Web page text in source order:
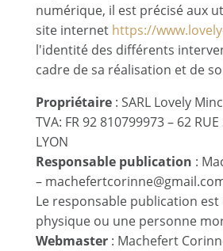
numérique, il est précisé aux
site internet https://
l'identité des différents
cadre de sa réalisation et de
Propriétaire : SARL Lovely
TVA: FR 92 810799973 – 62
LYON
Responsable publication :
–
Le responsable publication
physique ou une personne
Webmaster : Machefert